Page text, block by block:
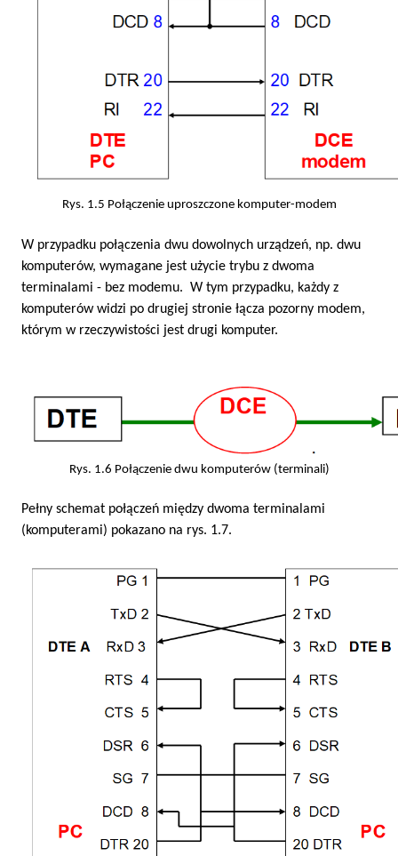
Rys. 1.5 Połączenie uproszczone komputer-modem
W przypadku połączenia dwu dowolnych urządzeń, np. dwu
komputerów, wymagane jest użycie trybu z dwoma
terminalami - bez modemu. W tym przypadku, każdy z
komputerów widzi po drugiej stronie łącza pozorny modem,
którym w rzeczywistości jest drugi komputer.
Rys. 1.6 Połączenie dwu komputerów (terminali)
Pełny schemat połączeń między dwoma terminalami
(komputerami) pokazano na rys. 1.7.